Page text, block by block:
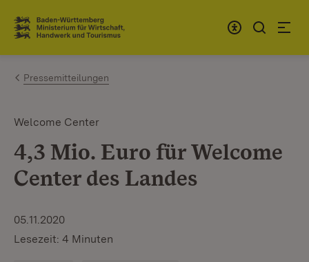
Zum Inhalt springen
Link zur Startseite
Pressemitteilungen
Welcome Center
4,3 Mio. Euro für Welcome
Center des Landes
05.11.2020
Lesezeit: 4 Minuten